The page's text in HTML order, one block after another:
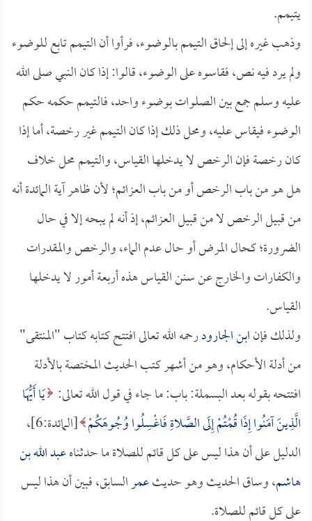
يتيمم.
وذهب غيره إلى إلحاق التيمم بالوضوء، فرأوا أن التيمم تابع للوضوء
ولم يرد فيه نص، فقاسوه على الوضوء، قالوا: إذا كان النبي صلى الله
عليه وسلم جمع بين الصلوات بوضوء واحد، فالتيمم حكمه حكم
الوضوء فيقاس عليه، ومحل ذلك إذا كان التيمم غير رخصة، أما إذا
كان رخصة فإن الرخص لا يدخلها القياس، والتيمم محل خلاف
هل هو من باب الرخص أو من باب العزائم؛ لأن ظاهر آية المائدة أنه
من قبيل الرخص لا من قبيل العزائم، إذ أنه لم يبحه إلا في حال
الضرورة؛ كحال المرض أو حال عدم الماء، والرخص والمقدرات
والكفارات والخارج عن سنن القياس هذه أربعة أمور لا يدخلها
القياس.
ولذلك فإنابن الجارودرحمه الله تعالى افتتح كتابه كتاب "المنتقى"
من أدلة الأحكام، وهو من أشهر كتب الحديث المختصة بالأدلة
افتتحه بقوله بعد البسملة: باب: ما جاء في قول الله تعالى: يَا أَيُّهَا
الَّذِينَ آمَنُوا إِذَا قُمْتُمْ إِلَى الصَّلاةِ فَاغْسِلُوا وُجُوهَكُمْ
[المائدة:6]،
الدليل على أن هذا ليس على كل قائم للصلاة ما حدثناهعبد الله بن
هاشم، وساق الحديث وهو حديثعمرالسابق، فبين أن هذا ليس
على كل قائم للصلاة.